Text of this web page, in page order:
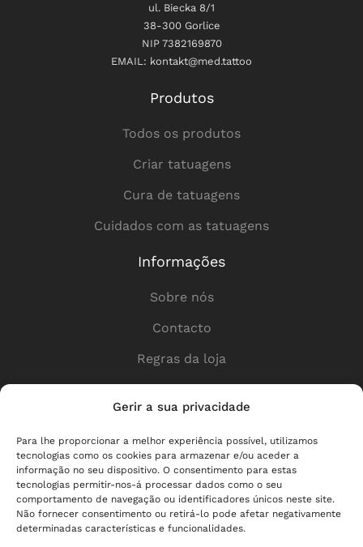
Gerir a sua privacidade
Para lhe proporcionar a melhor experiência possível, utilizamos
tecnologias como os cookies para armazenar e/ou aceder a
informação no seu dispositivo. O consentimento para estas
tecnologias permitir-nos-á processar dados como o seu
comportamento de navegação ou identificadores únicos neste site.
Não fornecer consentimento ou retirá-lo pode afetar negativamente
determinadas características e funcionalidades.
ul. Biecka 8/1
38-300 Gorlice
NIP 7382169870
EMAIL: kontakt@med.tattoo
Produtos
Todos os produtos
Criar tatuagens
Cura de tatuagens
Cuidados com as tatuagens
Informações
Sobre nós
Contacto
Regras da loja
Política de privacidade
Loja
Entrega
Para os parceiros